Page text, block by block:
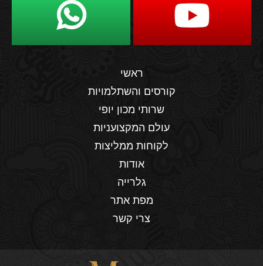
ראשי
קורסים והשתלמויות
שרותי מכון יופי
עולם המקצועניות
לקוחות ממליצות
אודות
גלרייה
מפת אתר
צרי קשר